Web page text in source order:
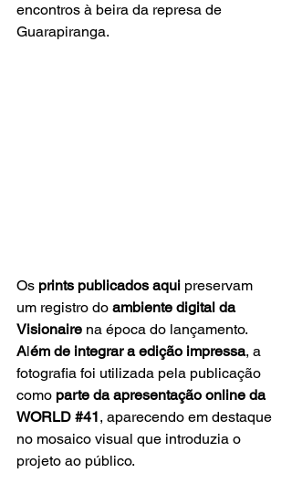
encontros à beira da represa de
Guarapiranga.
Os prints publicados aqui preservam
um registro do ambiente digital da
Visionaire na época do lançamento.
Além de integrar a edição impressa, a
fotografia foi utilizada pela publicação
como parte da apresentação online da
WORLD #41, aparecendo em destaque
no mosaico visual que introduzia o
projeto ao público.